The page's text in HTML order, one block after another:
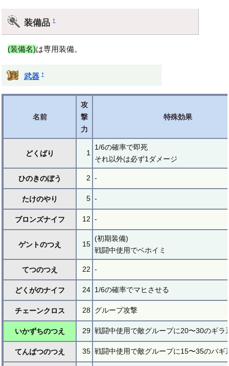
装備品†
(装備名)は専用装備。
武器 †
名前
攻
撃
力
特殊効果
どくばり 1
1/6の確率で即死
それ以外は必ず1ダメージ
ひのきのぼう 2 -
たけのやり 5 -
ブロンズナイフ 12 -
ゲントのつえ 15
(初期装備)
戦闘中使用でベホイミ
てつのつえ 22 -
どくがのナイフ 24 1/6の確率でマヒさせる
チェーンクロス 28 グループ攻撃
いかずちのつえ 29 戦闘中使用で敵グループに20〜30のギラ
てんばつのつえ 35 戦闘中使用で敵グループに15〜35のバギ